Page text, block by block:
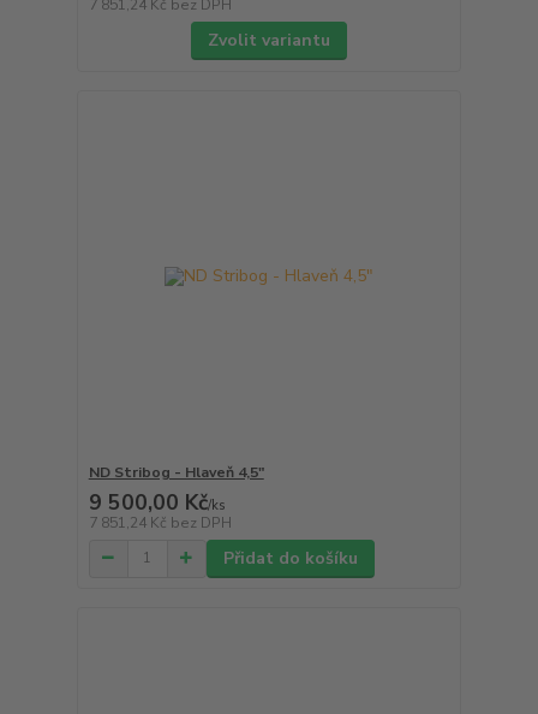
7 851,24 Kč bez DPH
Zvolit variantu
ND Stribog - Hlaveň 4,5"
9 500,00 Kč/ks
7 851,24 Kč bez DPH
Přidat do košíku